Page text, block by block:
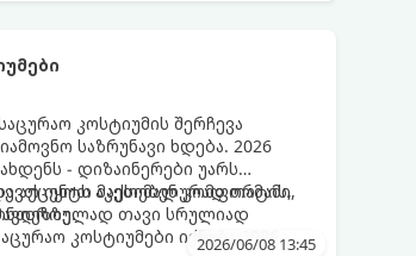
კოსტიუმის შერჩევა
საზრუნავი ხდება. 2026
- დიზაინერები უარს
აქცენტს აკეთებენ კომფორტის,
იყოთ მაქსიმალურად თამამი,
თავი სრულიად
კოსტიუმები იქნება 2026
2026/06/08 13:45